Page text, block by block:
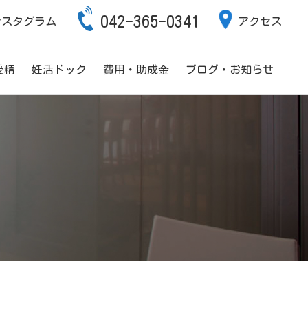
タグラム 042-365-0341 アクセス
精 妊活ドック 費用・助成金 ブログ・お知らせ